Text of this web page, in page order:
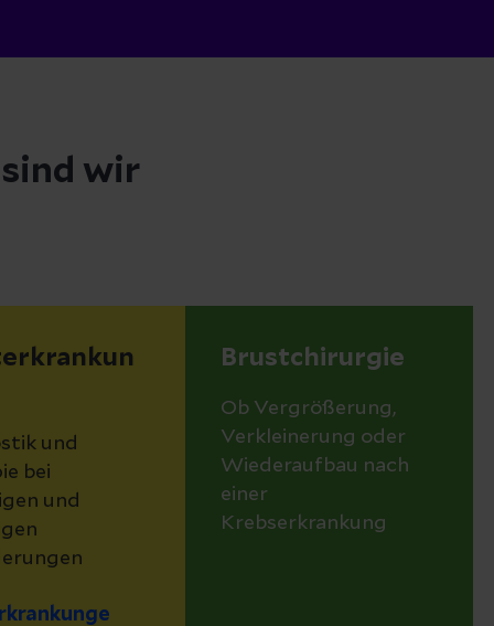
wir
und
bei
und
Brustchirurgie
Ob Vergrößerung,
Verkleinerung oder
Wiederaufbau nach
einer
Krebserkrankung